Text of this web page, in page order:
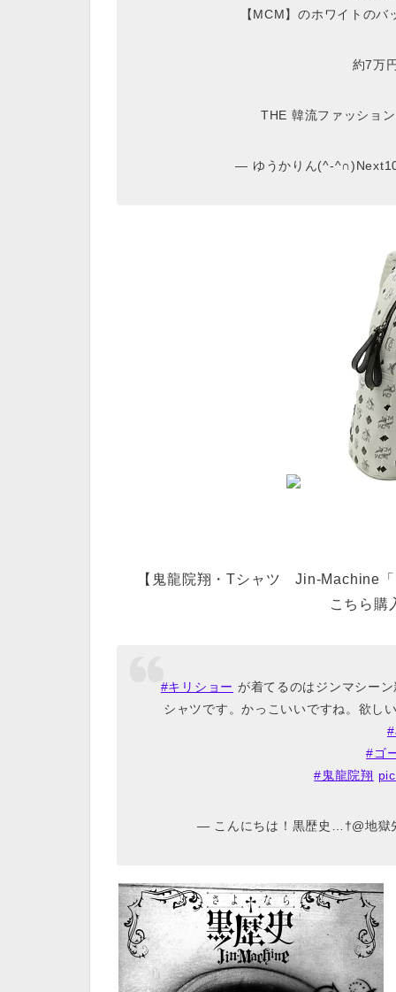
【MCM】のホワイトの
約7万
THE 韓流ファッショ
— ゆうかりん(^-
【鬼龍院翔・Tシャツ Jin-Machine
こちら購
#キリショー が着てるのはジンマシー
シャツです。かっこいいですね。欲し
#ゴ
#鬼龍院翔
— こんにちは！黒歴史…†@地